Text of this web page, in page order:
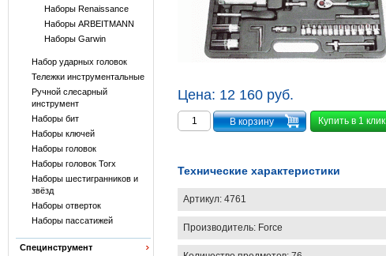
Наборы Renaissance
Наборы ARBEITMANN
Наборы Garwin
Набор ударных головок
Тележки инструментальные
Ручной слесарный
инструмент
Наборы бит
Наборы ключей
Наборы головок
Наборы головок Torx
Наборы шестигранников и
звёзд
Наборы отверток
Наборы пассатижей
Специнструмент
Цена: 12 160 руб.
Купить в 1 клик
Технические характеристики
Артикул: 4761
Производитель: Force